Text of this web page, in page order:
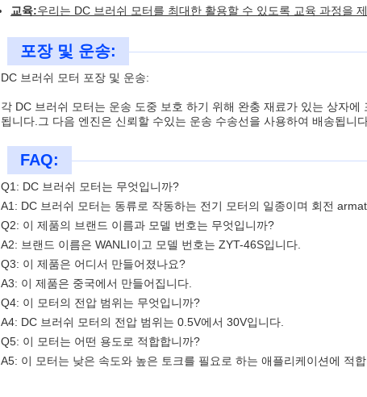
교육:우리는 DC 브러쉬 모터를 최대한 활용할 수 있도록 교육 과정을
포장 및 운송:
DC 브러쉬 모터 포장 및 운송:
각 DC 브러쉬 모터는 운송 도중 보호 하기 위해 완충 재료가 있는 상자
됩니다.그 다음 엔진은 신뢰할 수있는 운송 수송선을 사용하여 배송됩니다
FAQ:
Q1: DC 브러쉬 모터는 무엇입니까?
A1: DC 브러쉬 모터는 동류로 작동하는 전기 모터의 일종이며 회전
Q2: 이 제품의 브랜드 이름과 모델 번호는 무엇입니까?
A2: 브랜드 이름은 WANLI이고 모델 번호는 ZYT-46S입니다.
Q3: 이 제품은 어디서 만들어졌나요?
A3: 이 제품은 중국에서 만들어집니다.
Q4: 이 모터의 전압 범위는 무엇입니까?
A4: DC 브러쉬 모터의 전압 범위는 0.5V에서 30V입니다.
Q5: 이 모터는 어떤 용도로 적합합니까?
A5: 이 모터는 낮은 속도와 높은 토크를 필요로 하는 애플리케이션에 적합